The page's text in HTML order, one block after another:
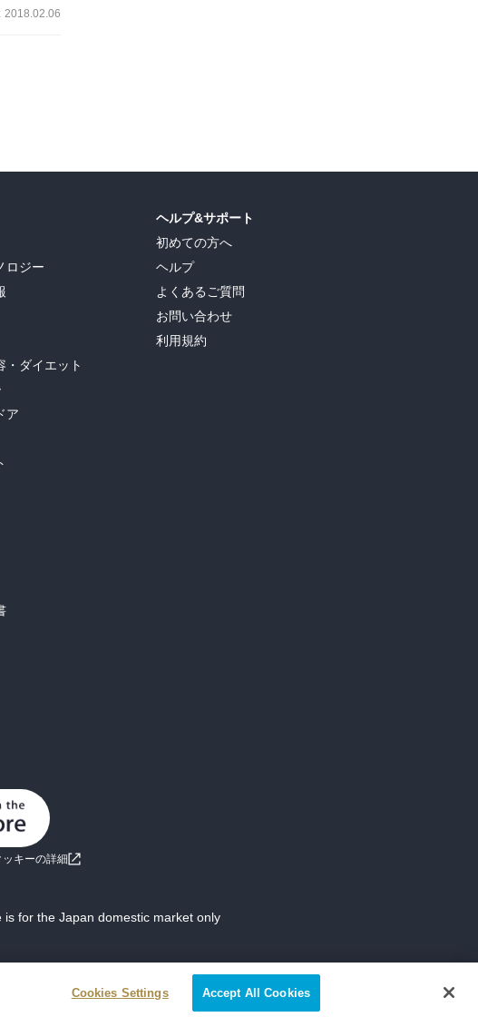
: 2018.02.06
ロジー
・ダイエット
ア
ヘルプ&サポート
初めての方へ
ヘルプ
よくあるご質問
お問い合わせ
利用規約
ッキーの詳細
for the Japan domestic market only
Cookies Settings Accept All Cookies